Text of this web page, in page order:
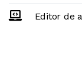
Editor de